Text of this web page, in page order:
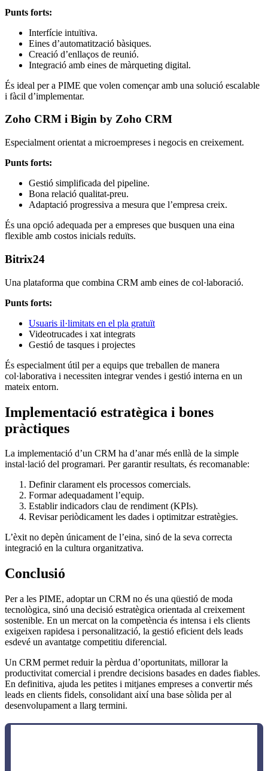
Punts forts:
Interfície intuïtiva.
Eines d’automatització bàsiques.
Creació d’enllaços de reunió.
Integració amb eines de màrqueting digital.
És ideal per a PIME que volen començar amb una solució escalable
i fàcil d’implementar.
Zoho CRM i Bigin by Zoho CRM
Especialment orientat a microempreses i negocis en creixement.
Punts forts:
Gestió simplificada del pipeline.
Bona relació qualitat-preu.
Adaptació progressiva a mesura que l’empresa creix.
És una opció adequada per a empreses que busquen una eina
flexible amb costos inicials reduïts.
Bitrix24
Una plataforma que combina CRM amb eines de col·laboració.
Punts forts:
Usuaris il·limitats en el pla gratuït
Videotrucades i xat integrats
Gestió de tasques i projectes
És especialment útil per a equips que treballen de manera
col·laborativa i necessiten integrar vendes i gestió interna en un
mateix entorn.
Implementació estratègica i bones
pràctiques
La implementació d’un CRM ha d’anar més enllà de la simple
instal·lació del programari. Per garantir resultats, és recomanable:
Definir clarament els processos comercials.
Formar adequadament l’equip.
Establir indicadors clau de rendiment (KPIs).
Revisar periòdicament les dades i optimitzar estratègies.
L’èxit no depèn únicament de l’eina, sinó de la seva correcta
integració en la cultura organitzativa.
Conclusió
Per a les PIME, adoptar un CRM no és una qüestió de moda
tecnològica, sinó una decisió estratègica orientada al creixement
sostenible. En un mercat on la competència és intensa i els clients
exigeixen rapidesa i personalització, la gestió eficient dels leads
esdevé un avantatge competitiu diferencial.
Un CRM permet reduir la pèrdua d’oportunitats, millorar la
productivitat comercial i prendre decisions basades en dades fiables.
En definitiva, ajuda les petites i mitjanes empreses a convertir més
leads en clients fidels, consolidant així una base sòlida per al
desenvolupament a llarg termini.